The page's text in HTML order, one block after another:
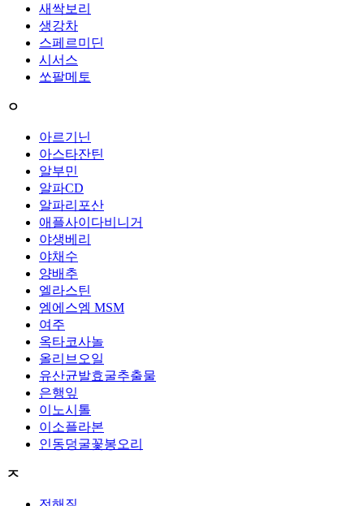
새싹보리
생강차
스페르미딘
시서스
쏘팔메토
ㅇ
아르기닌
아스타잔틴
알부민
알파CD
알파리포산
애플사이다비니거
야생베리
야채수
양배추
엘라스틴
엠에스엠 MSM
여주
옥타코사놀
올리브오일
유산균발효굴추출물
은행잎
이노시톨
이소플라본
인동덩굴꽃봉오리
ㅈ